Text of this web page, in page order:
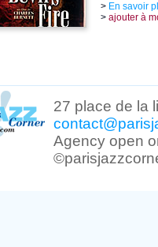
> En savoir
> ajouter à
27 place de la
Agency open